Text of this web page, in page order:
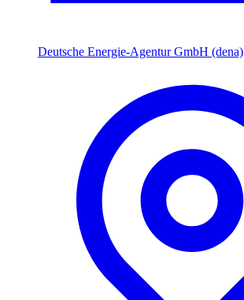
Deutsche Energie-Agentur GmbH (dena)